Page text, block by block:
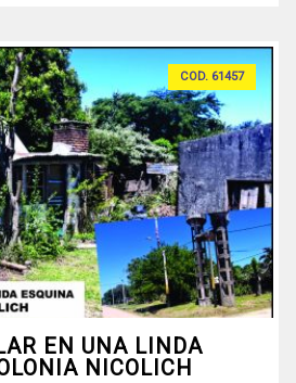
COD. 61457
EN UNA LINDA
NICOLICH